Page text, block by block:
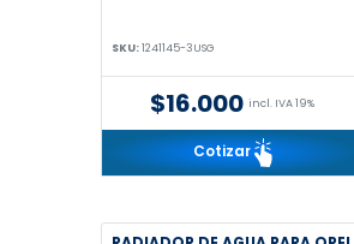
SKU:1241145-3USG
$16.000 incl. IVA 19%
Cotizar